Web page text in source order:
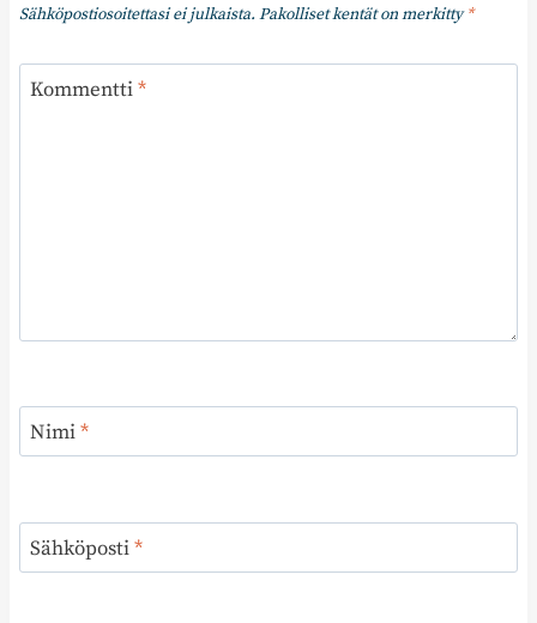
Sähköpostiosoitettasi ei julkaista. Pakolliset kentät on merkitty*
Kommentti*
Nimi*
Sähköposti*